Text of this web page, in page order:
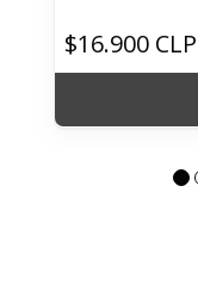
$16.900 CLP